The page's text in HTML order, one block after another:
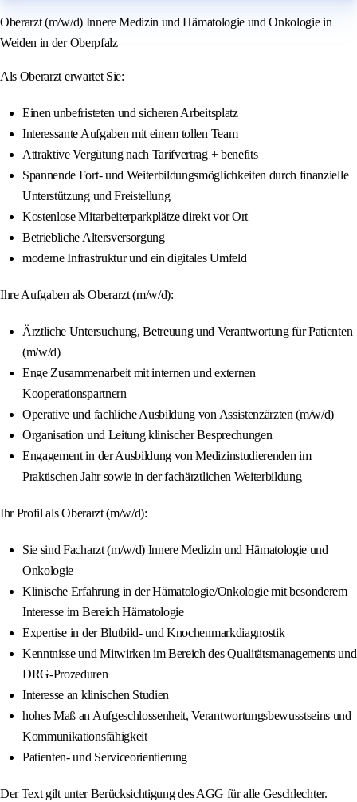
Oberarzt (m/w/d) Innere Medizin und Hämatologie und Onkologie in
Weiden in der Oberpfalz
Als Oberarzt erwartet Sie:
Einen unbefristeten und sicheren Arbeitsplatz
Interessante Aufgaben mit einem tollen Team
Attraktive Vergütung nach Tarifvertrag + benefits
Spannende Fort- und Weiterbildungsmöglichkeiten durch finanzielle
Unterstützung und Freistellung
Kostenlose Mitarbeiterparkplätze direkt vor Ort
Betriebliche Altersversorgung
moderne Infrastruktur und ein digitales Umfeld
Ihre Aufgaben als Oberarzt (m/w/d):
Ärztliche Untersuchung, Betreuung und Verantwortung für Patienten
(m/w/d)
Enge Zusammenarbeit mit internen und externen
Kooperationspartnern
Operative und fachliche Ausbildung von Assistenzärzten (m/w/d)
Organisation und Leitung klinischer Besprechungen
Engagement in der Ausbildung von Medizinstudierenden im
Praktischen Jahr sowie in der fachärztlichen Weiterbildung
Ihr Profil als Oberarzt (m/w/d):
Sie sind Facharzt (m/w/d) Innere Medizin und Hämatologie und
Onkologie
Klinische Erfahrung in der Hämatologie/Onkologie mit besonderem
Interesse im Bereich Hämatologie
Expertise in der Blutbild- und Knochenmarkdiagnostik
Kenntnisse und Mitwirken im Bereich des Qualitätsmanagements und
DRG-Prozeduren
Interesse an klinischen Studien
hohes Maß an Aufgeschlossenheit, Verantwortungsbewusstseins und
Kommunikationsfähigkeit
Patienten- und Serviceorientierung
Der Text gilt unter Berücksichtigung des AGG für alle Geschlechter.